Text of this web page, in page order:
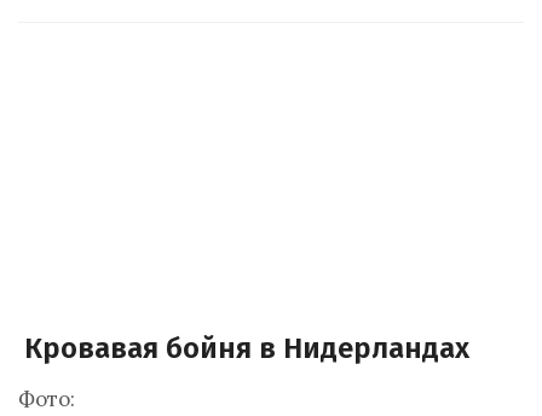
Кровавая бойня в Нидерландах
Фото: